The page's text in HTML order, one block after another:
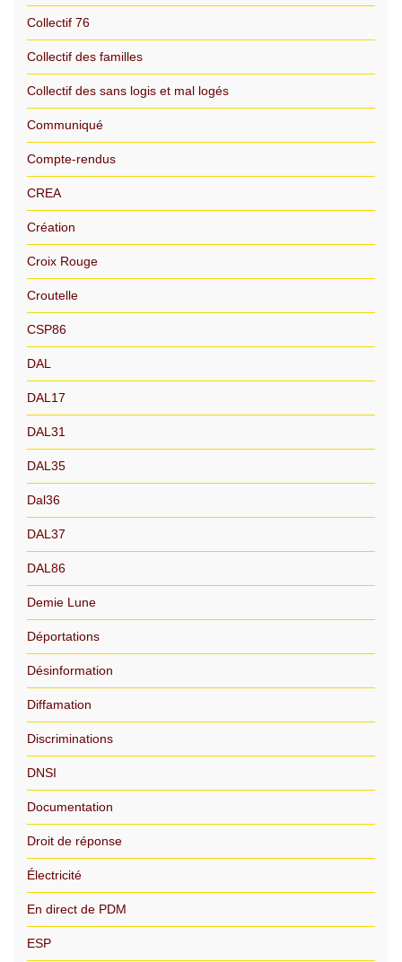
Collectif 76
Collectif des familles
Collectif des sans logis et mal logés
Communiqué
Compte-rendus
CREA
Création
Croix Rouge
Croutelle
CSP86
DAL
DAL17
DAL31
DAL35
Dal36
DAL37
DAL86
Demie Lune
Déportations
Désinformation
Diffamation
Discriminations
DNSI
Documentation
Droit de réponse
Électricité
En direct de PDM
ESP